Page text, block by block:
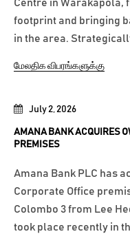
July 2, 2026
AMANA BANK ACQUIRES
PREMISES
Amana Bank PLC has
Corporate Office
Colombo 3 from Lee
took place recently in
Centre in Warakapola,
footprint and bringing
in the area.
மேலதிக விபரங்களுக்கு